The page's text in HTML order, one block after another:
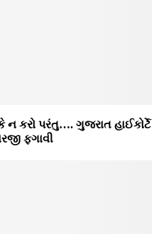
ન કરો પરંતુ…. ગુજરાત હાઈકોર્ટે
ફગાવી